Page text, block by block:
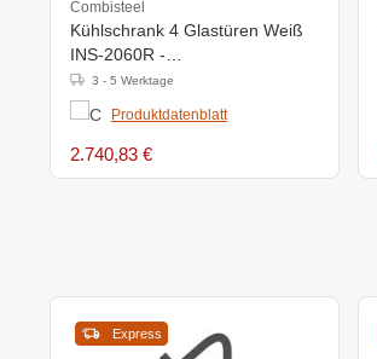
Combisteel
Kühlschrank 4 Glastüren Weiß
INS-2060R -
2508x710x(H)2092mm
3 - 5 Werktage
Produktdatenblatt
2.740,83 €
Express